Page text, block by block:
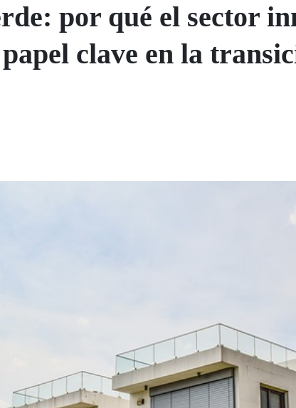
por qué el sector
clave en la